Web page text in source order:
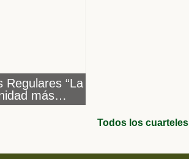
Regulares “La
más
del
Todos los cuarteles